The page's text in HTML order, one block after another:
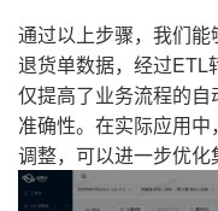
通过以上步骤，我们能
退货单数据，经过ETL
仅提高了业务流程的
准确性。在实际应用
调整，可以进一步优化